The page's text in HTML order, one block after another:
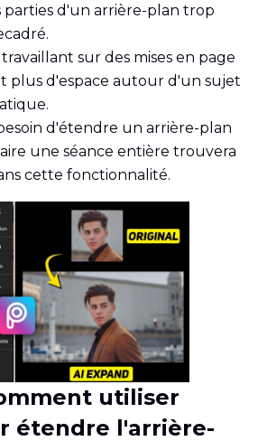
parties d'un arrière-plan trop
sur des mises en page
plus d'espace autour d'un sujet
d'étendre un arrière-plan
une séance entière trouvera
cette fonctionnalité.
utiliser
étendre l'arrière-